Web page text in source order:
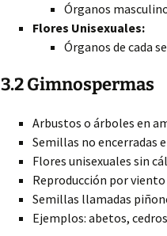
Órganos
Flores Unisexuales:
Órganos de cada
3.2 Gimnospermas
Arbustos o árboles en
Semillas no encerradas
Flores unisexuales sin
Reproducción por viento
Semillas llamadas
Ejemplos: abetos,